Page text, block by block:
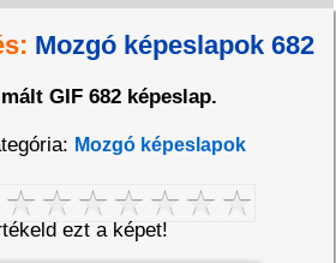
Mozgó képeslapok 682
GIF 682 képeslap.
Mozgó képeslapok
ezt a képet!